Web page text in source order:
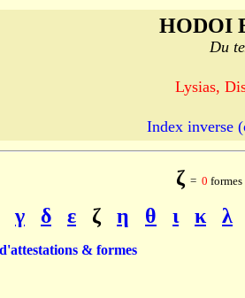
HODOI
Du
Lysias,
Index inverse
ζ = 0
γ δ ε ζ η θ ι κ λ
& formes